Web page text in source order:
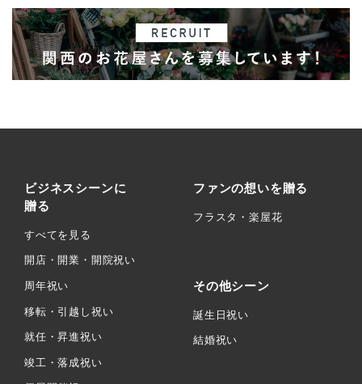
ビジネスシーンに
贈る
すべてを見る
開店・開業・開院祝い
周年祝い
移転・引越し祝い
就任・昇進祝い
竣工・落成祝い
ファンの想いを贈る
フラスタ・楽屋花
その他シーン
誕生日祝い
結婚祝い